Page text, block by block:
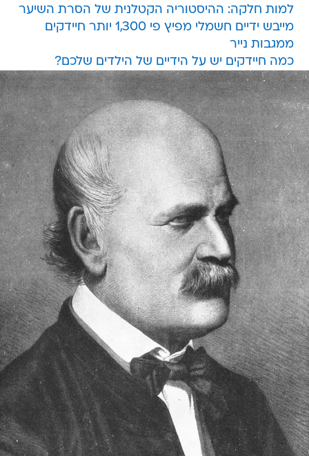
למות חלקה: ההיסטוריה הקטלנית של הסרת השיער
מייבש ידיים חשמלי מפיץ פי 1,300 יותר חיידקים
ממגבות נייר
כמה חיידקים יש על הידיים של הילדים שלכם?